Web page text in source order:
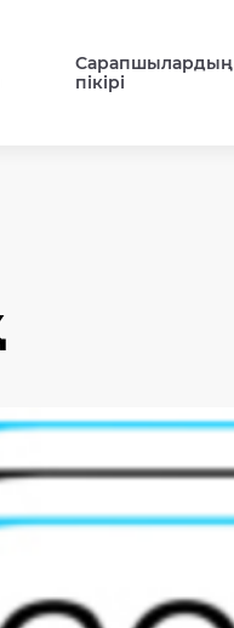
Сарапшылардың
пікірі